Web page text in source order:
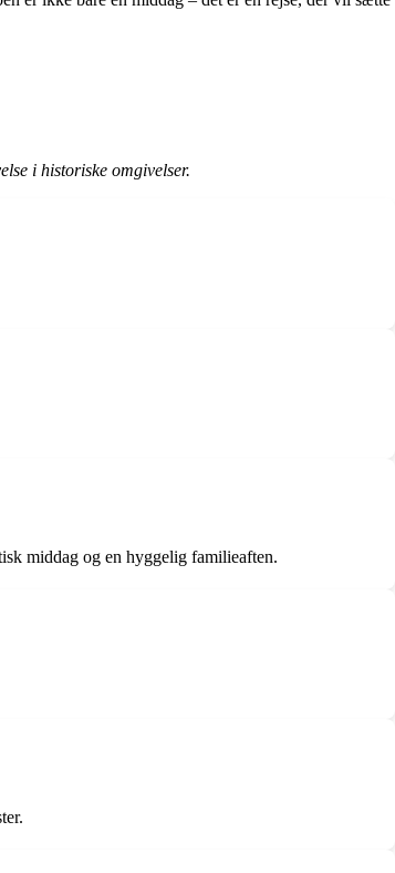
i historiske omgivelser.
middag og en hyggelig familieaften.